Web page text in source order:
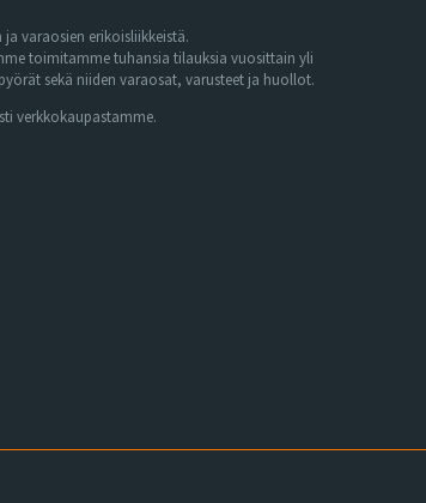
varaosien erikoisliikkeistä.
toimitamme tuhansia tilauksia vuosittain yli
sekä niiden varaosat, varusteet ja huollot.
verkkokaupastamme.